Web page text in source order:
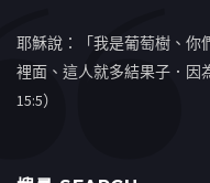
耶穌說：「我是葡萄樹、你
裡面、這人就多結果子．因
15:5）